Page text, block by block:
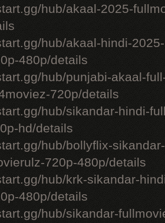
hub/akaal-2025-
hub/akaal-hindi-
480p/details
hub/punjabi-akaal-
720p/details
hub/sikandar-hindi-
hd/details
hub/bollyflix-
720p-480p/details
hub/krk-sikandar-
480p/details
hub/sikandar-